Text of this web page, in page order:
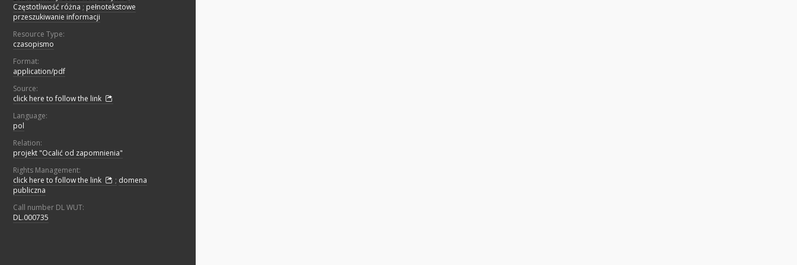
Częstotliwość różna ; pełnotekstowe
przeszukiwanie informacji
Resource Type:
czasopismo
Format:
application/pdf
Source:
click here to follow the link
Language:
pol
Relation:
projekt "Ocalić od zapomnienia"
Rights Management:
click here to follow the link
; domena
publiczna
Call number DL WUT:
DL.000735